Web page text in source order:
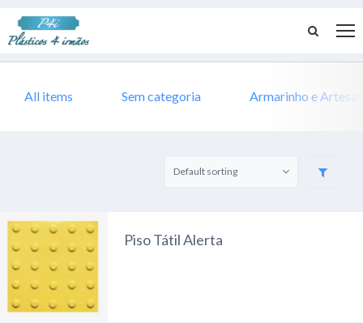
All items Sem categoria Armarinho e
Piso Tátil Alerta